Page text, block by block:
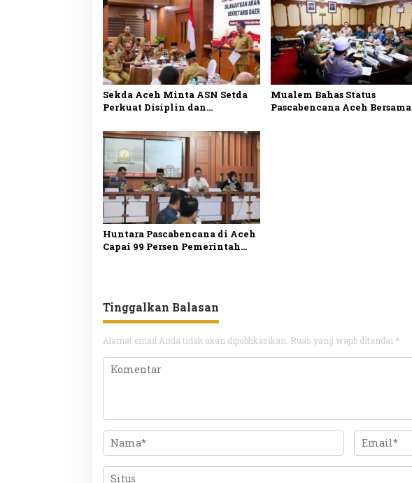
Sekda Aceh Minta ASN Setda
Perkuat Disiplin dan
Program Pemerintah
Mualem Bahas Status
Pascabencana Aceh Bersama
Huntara Pascabencana di Aceh
Capai 99 Persen Pemerintah
Tinggalkan Balasan
Alamat email Anda tidak akan dipublikasikan. Ruas yang wajib ditandai *